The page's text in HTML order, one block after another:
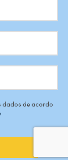
dados de acordo